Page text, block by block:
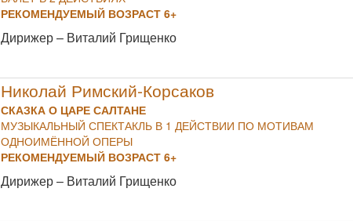
РЕКОМЕНДУЕМЫЙ ВОЗРАСТ 6+
Дирижер – Виталий Грищенко
Николай Римский-Корсаков
СКАЗКА О ЦАРЕ САЛТАНЕ
МУЗЫКАЛЬНЫЙ СПЕКТАКЛЬ В 1 ДЕЙСТВИИ ПО МОТИВАМ
ОДНОИМЁННОЙ ОПЕРЫ
РЕКОМЕНДУЕМЫЙ ВОЗРАСТ 6+
Дирижер – Виталий Грищенко